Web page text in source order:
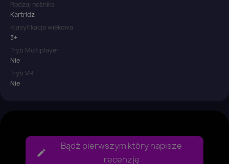
Rodzaj nośnika
Kartridż
Klasyfikacja wiekowa
3+
Tryb Multiplayer
Nie
Tryb VR
Nie
Bądź pierwszym który napisze
recenzję